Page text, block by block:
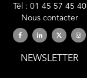
Tél : 01 45 57 45 40
Nous contacter
NEWSLETTER